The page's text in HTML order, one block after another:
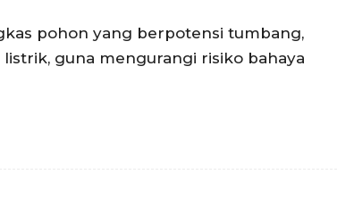
pohon yang berpotensi tumbang,
guna mengurangi risiko bahaya